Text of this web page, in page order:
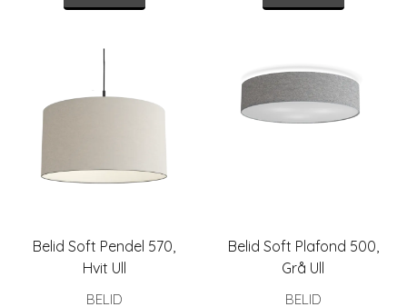
Belid Soft Pendel 570,
Hvit Ull
BELID
Belid Soft Plafond 500,
Grå Ull
BELID